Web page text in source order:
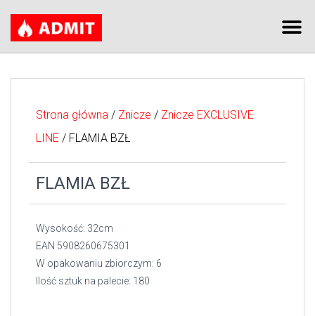
Strona główna / Znicze / Znicze EXCLUSIVE
LINE / FLAMIA BZŁ
FLAMIA BZŁ
Wysokość: 32cm
EAN 5908260675301
W opakowaniu zbiorczym: 6
Ilość sztuk na palecie: 180